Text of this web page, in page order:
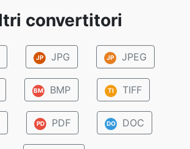
convertitori
JP JPG JP JPEG
BM BMP TI TIFF
PD PDF DO DOC